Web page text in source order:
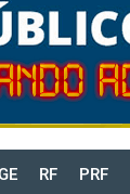
RF PRF